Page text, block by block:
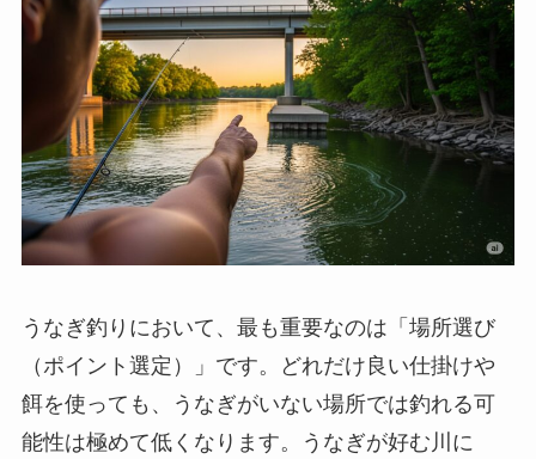
うなぎ釣りにおいて、最も重要なのは「場所選び
（ポイント選定）」です。どれだけ良い仕掛けや
餌を使っても、うなぎがいない場所では釣れる可
能性は極めて低くなります。うなぎが好む川に